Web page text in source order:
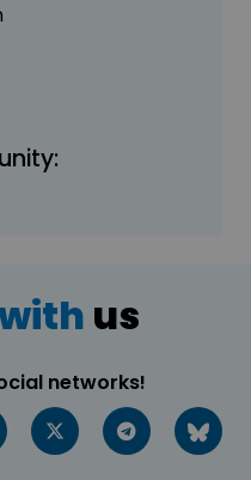
us
networks!